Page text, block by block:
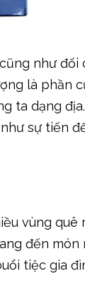
như đối
là phần
ta dạng
sự tiến
vùng quê
đến món
tiệc gia